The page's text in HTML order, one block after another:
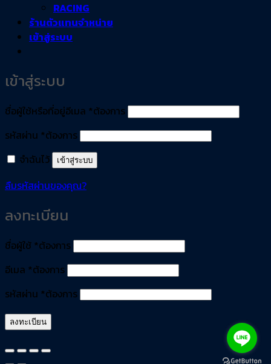
RACING
ร้านตัวแทนจำหน่าย
เข้าสู่ระบบ
เข้าสู่ระบบ
ชื่อผู้ใช้หรือที่อยู่อีเมล *ต้องการ
รหัสผ่าน *ต้องการ
จำฉันไว้
เข้าสู่ระบบ
ลืมรหัสผ่านของคุณ?
ลงทะเบียน
ชื่อผู้ใช้ *ต้องการ
อีเมล *ต้องการ
รหัสผ่าน *ต้องการ
ลงทะเบียน